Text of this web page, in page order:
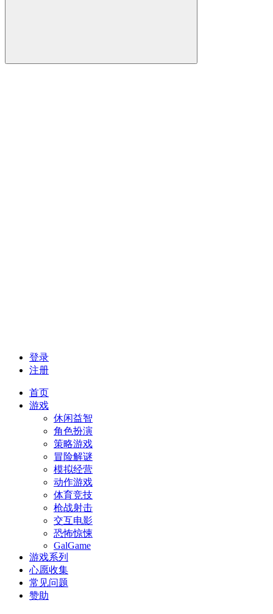
登录
注册
首页
游戏
休闲益智
角色扮演
策略游戏
冒险解谜
模拟经营
动作游戏
体育竞技
枪战射击
交互电影
恐怖惊悚
GalGame
游戏系列
心愿收集
常见问题
赞助